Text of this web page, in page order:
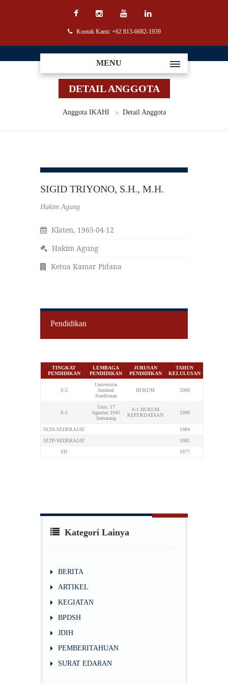
Kontak Kami: +62 813-6682-1939
MENU
DETAIL ANGGOTA
Anggota IKAHI Detail Anggota
SIGID TRIYONO, S.H., M.H.
Hakim Agung
Klaten, 1965-04-12
Hakim Agung
Ketua Kamar Pidana
Pendidikan
TINGKAT
PENDIDIKAN
LEMBAGA
PENDIDIKAN
JURUSAN
PENDIDIKAN
TAHUN
KELULUSAN
S-2
Universitas
Jenderal
Soedirman
HUKUM 2006
S-1
Univ. 17
Agustus 1945
Semarang
S-1 HUKUM
KEPERDATAAN
1990
SLTA/SEDERAJAT
1984
SLTP/SEDERAJAT
1981
SD
1977
Kategori Lainya
BERITA
ARTIKEL
KEGIATAN
BPDSH
JDIH
PEMBERITAHUAN
SURAT EDARAN